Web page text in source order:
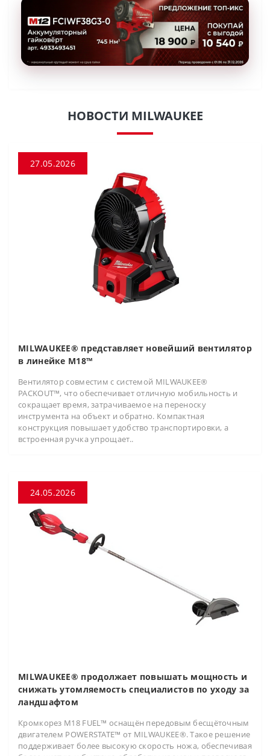
НОВОСТИ MILWAUKEE
27.05.2026
MILWAUKEE® представляет новейший вентилятор
в линейке M18™
Вентилятор совместим с системой MILWAUKEE®
PACKOUT™, что обеспечивает отличную мобильность и
сокращает время, затрачиваемое на переноску
инструмента на объект и обратно. Компактная
конструкция повышает удобство транспортировки, а
встроенная ручка упрощает..
24.05.2026
MILWAUKEE® продолжает повышать мощность и
снижать утомляемость специалистов по уходу за
ландшафтом
Кромкорез M18 FUEL™ оснащён передовым бесщёточным
двигателем POWERSTATE™ от MILWAUKEE®. Такое решение
поддерживает более высокую скорость ножа, обеспечивая